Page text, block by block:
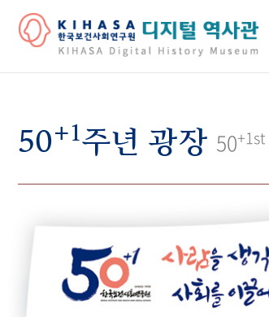
50+1주년 광장 50+1st